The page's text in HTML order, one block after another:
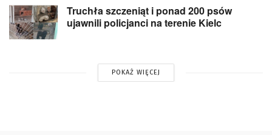
Truchła szczeniąt i ponad 200 psów
ujawnili policjanci na terenie Kielc
POKAŻ WIĘCEJ